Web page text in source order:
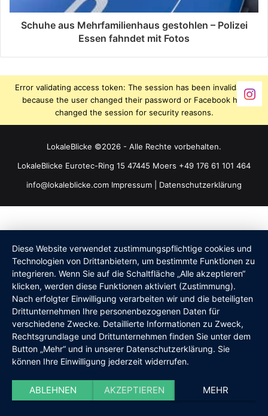
Schuhe aus Mehrfamilienhaus gestohlen – Polizei
Essen fahndet mit Fotos
Error validating access token: The session has been invalidated
because the user changed their password or Facebook has
changed the session for security reasons.
LokaleBlicke ©2026 - Alle Rechte vorbehalten.
LokaleBlicke Eurotec-Ring 15 47445 Moers +49 176 61 101 464
info@lokaleblicke.com Impressum Datenschutzerklärung
Diese Website verwendet zustimmungspflichtige cookies und
Technologien von Drittanbietern, um bestimmte Funktionen zu
integrieren. Wenn Sie auf die Schaltfläche „Alle akzeptieren“
klicken, werden diese Funktionen aktiviert (Zustimmung).
Nach erfolgter Einwilligung verarbeiten wir und die beteiligten
Drittunternehmen Ihre personenbezogenen Daten für
verschiedene Zwecke. Detaillierte Informationen zu Zweck,
Rechtsgrundlage und Drittunternehmen finden Sie unter dem
Button „Mehr“ und in unserer Datenschutzerklärung. Sie
können Ihre Einwilligung jederzeit widerrufen.
ABLEHNEN AKZEPTIEREN MEHR